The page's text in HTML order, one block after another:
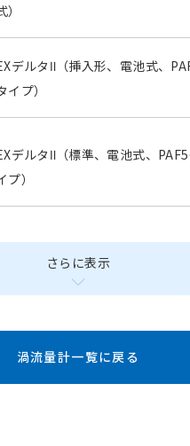
）
デルタⅡ（挿入形、電池式、
イプ）
デルタⅡ（標準、電池式、PAF5
プ）
さらに表示
渦流量計一覧に戻る